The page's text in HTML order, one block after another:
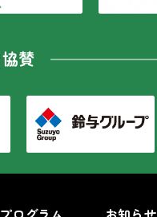
協賛